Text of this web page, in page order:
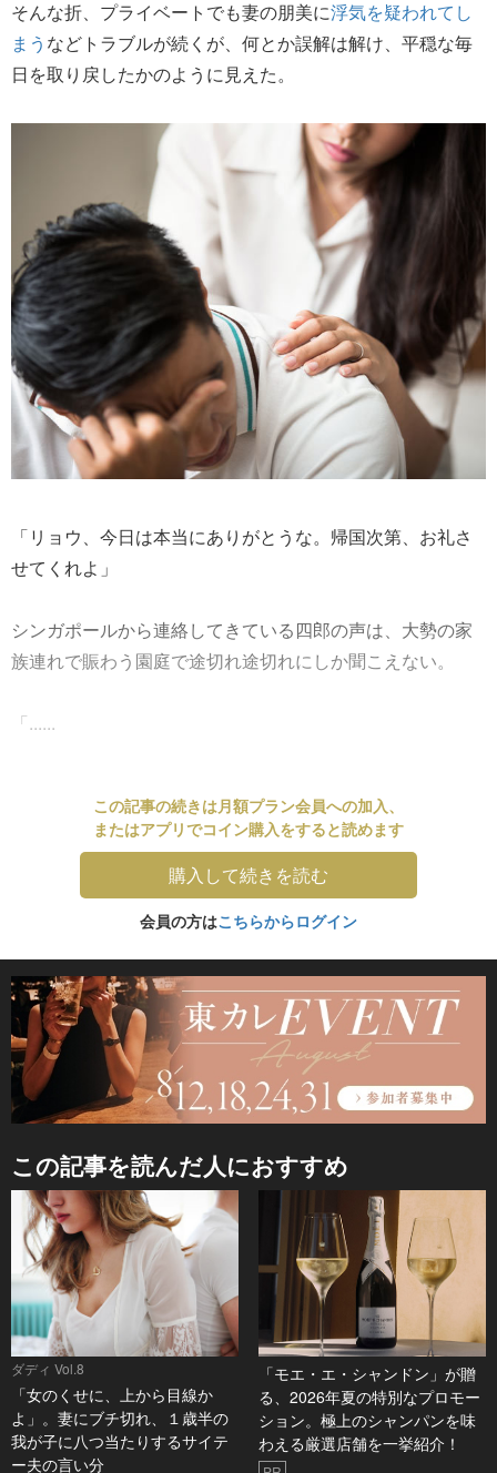
そんな折、プライベートでも妻の朋美に浮気を疑われてし
まう などトラブルが続くが、何とか誤解は解け、平穏な毎
日を取り戻したかのように見えた。
「リョウ、今日は本当にありがとうな。帰国次第、お礼さ
せてくれよ」
シンガポールから連絡してきている四郎の声は、大勢の家
族連れで賑わう園庭で途切れ途切れにしか聞こえない。
「......
この記事の続きは月額プラン会員への加入、
またはアプリでコイン購入をすると読めます
購入して続きを読む
会員の方はこちらからログイン
この記事を読んだ人におすすめ
ダディ Vol.8
「女のくせに、上から目線か
よ」。妻にブチ切れ、１歳半の
我が子に八つ当たりするサイテ
ー夫の言い分
「モエ・エ・シャンドン」が贈
る、2026年夏の特別なプロモー
ション。極上のシャンパンを味
わえる厳選店舗を一挙紹介！